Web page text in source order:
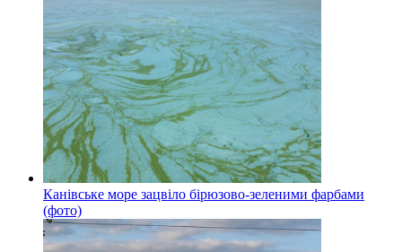
Канівське море зацвіло бірюзово-зеленими фарбами
(фото)